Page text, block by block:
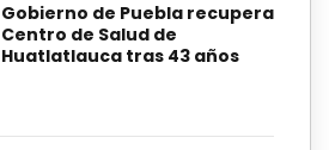
Gobierno de Puebla recupera
Centro de Salud de
Huatlatlauca tras 43 años